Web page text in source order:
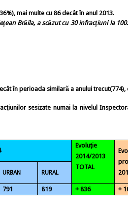
mai multe cu 86 decât în anul 2013.
Brăila, a scăzut cu 30 infracţiunila
în perioada similară a anului trecut(774),
sesizate numai la nivelul
Evoluţie
2014/2013
TOTAL
URBAN RURAL
791 819 + 836 +